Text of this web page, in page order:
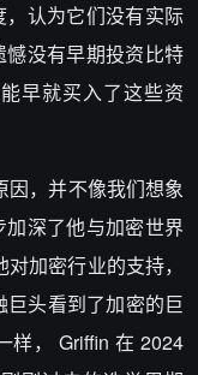
认为它们没有实际
没有早期投资比特
早就买入了这些资
因，并不像我们想象
深了他与加密世界
加密行业的支持，
头看到了加密的巨
样， Griffin 在 2024